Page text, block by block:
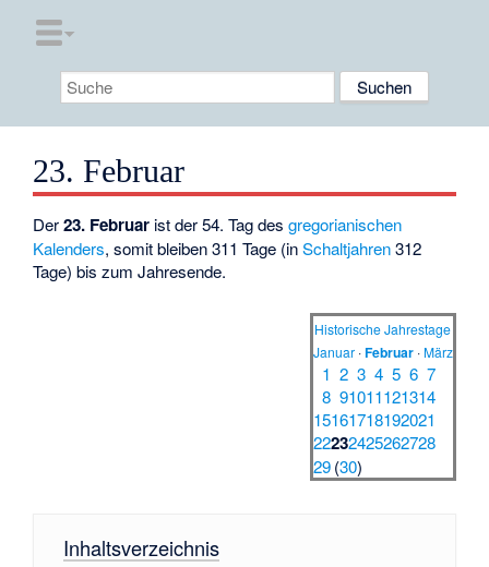
23. Februar
Der23. Februar ist der 54. Tag desgregorianischen
Kalenders, somit bleiben 311 Tage (inSchaltjahren312
Tage) bis zum Jahresende.
Historische Jahrestage
Januar·Februar· März
1 2 3 4 5 6 7
8 91011121314
15161718192021
22232425262728
29 (30)
Inhaltsverzeichnis